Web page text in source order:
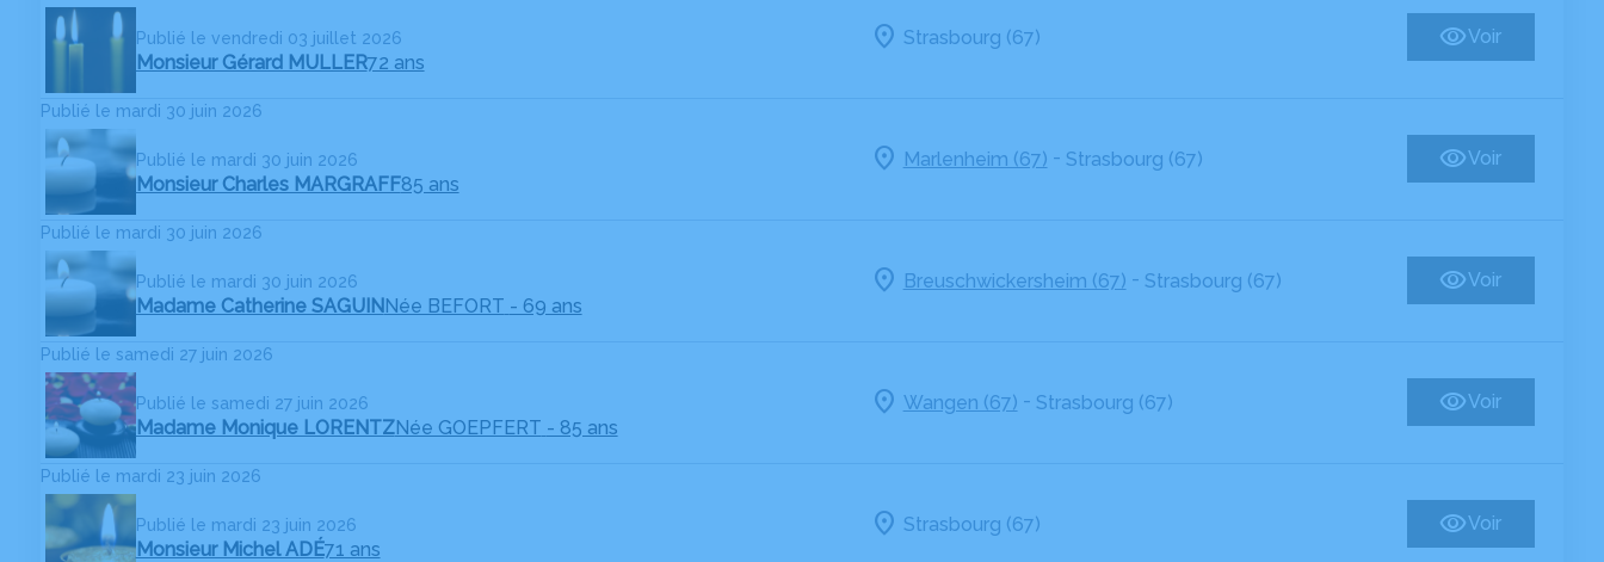
Publié le vendredi 03 juillet 2026
Monsieur Gérard MULLER72 ans
Strasbourg (67) Voir
Publié le mardi 30 juin 2026
Publié le mardi 30 juin 2026
Monsieur Charles MARGRAFF85 ans
Marlenheim (67) - Strasbourg (67) Voir
Publié le mardi 30 juin 2026
Publié le mardi 30 juin 2026
Madame Catherine SAGUIN Née BEFORT - 69 ans
Breuschwickersheim (67) - Strasbourg (67) Voir
Publié le samedi 27 juin 2026
Publié le samedi 27 juin 2026
Madame Monique LORENTZNée GOEPFERT - 85 ans
Wangen (67) - Strasbourg (67) Voir
Publié le mardi 23 juin 2026
Publié le mardi 23 juin 2026
Monsieur Michel ADÉ71 ans
Strasbourg (67) Voir